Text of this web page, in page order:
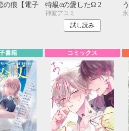
の痕【電子
特級αの愛したΩ 2
神波アユミ
試し読み
書籍 コミックス